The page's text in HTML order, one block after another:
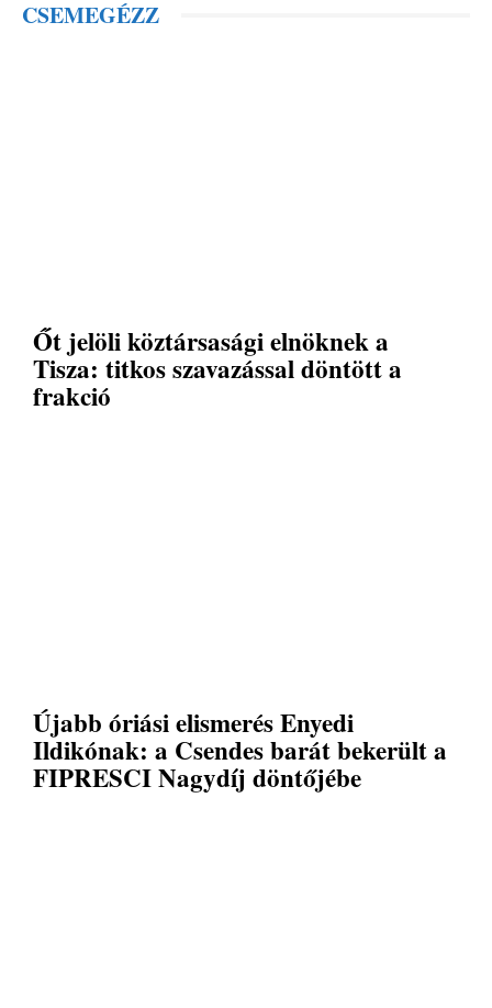
CSEMEGÉZZ
Őt jelöli köztársasági elnöknek a
Tisza: titkos szavazással döntött a
frakció
Újabb óriási elismerés Enyedi
Ildikónak: a Csendes barát bekerült a
FIPRESCI Nagydíj döntőjébe